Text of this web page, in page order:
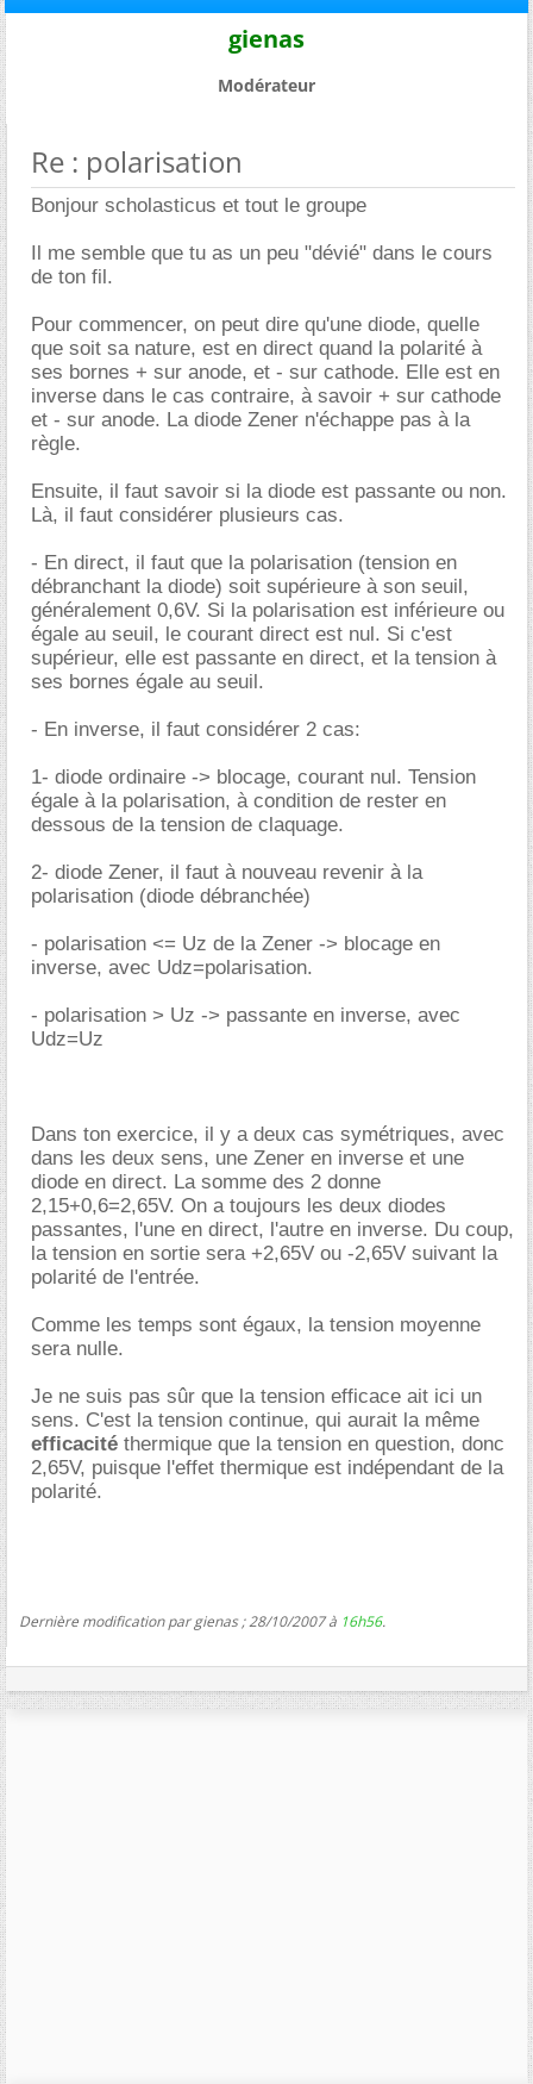
gienas
Modérateur
Re : polarisation
Bonjour scholasticus et tout le groupe
Il me semble que tu as un peu "dévié" dans le cours
de ton fil.
Pour commencer, on peut dire qu'une diode, quelle
que soit sa nature, est en direct quand la polarité à
ses bornes + sur anode, et - sur cathode. Elle est en
inverse dans le cas contraire, à savoir + sur cathode
et - sur anode. La diode Zener n'échappe pas à la
règle.
Ensuite, il faut savoir si la diode est passante ou non.
Là, il faut considérer plusieurs cas.
- En direct, il faut que la polarisation (tension en
débranchant la diode) soit supérieure à son seuil,
généralement 0,6V. Si la polarisation est inférieure ou
égale au seuil, le courant direct est nul. Si c'est
supérieur, elle est passante en direct, et la tension à
ses bornes égale au seuil.
- En inverse, il faut considérer 2 cas:
1- diode ordinaire -> blocage, courant nul. Tension
égale à la polarisation, à condition de rester en
dessous de la tension de claquage.
2- diode Zener, il faut à nouveau revenir à la
polarisation (diode débranchée)
- polarisation <= Uz de la Zener -> blocage en
inverse, avec Udz=polarisation.
- polarisation > Uz -> passante en inverse, avec
Udz=Uz
Dans ton exercice, il y a deux cas symétriques, avec
dans les deux sens, une Zener en inverse et une
diode en direct. La somme des 2 donne
2,15+0,6=2,65V. On a toujours les deux diodes
passantes, l'une en direct, l'autre en inverse. Du coup,
la tension en sortie sera +2,65V ou -2,65V suivant la
polarité de l'entrée.
Comme les temps sont égaux, la tension moyenne
sera nulle.
Je ne suis pas sûr que la tension efficace ait ici un
sens. C'est la tension continue, qui aurait la même
efficacité thermique que la tension en question, donc
2,65V, puisque l'effet thermique est indépendant de la
polarité.
Dernière modification par gienas ; 28/10/2007 à 16h56.